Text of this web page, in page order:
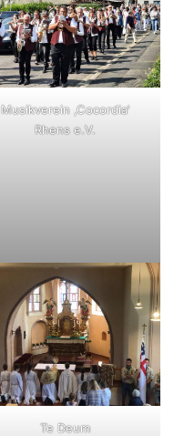
Musikverein ‚Cocordia‘
Rhens e.V.
Te Deum